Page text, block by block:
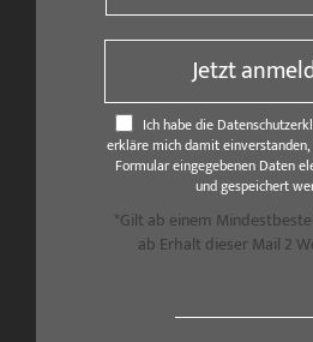
Jetzt
Ich habe die
erkläre mich damit
Formular eingegebenen Daten
und gespeichert
*Gilt ab einem
ab Erhalt dieser Mail 2